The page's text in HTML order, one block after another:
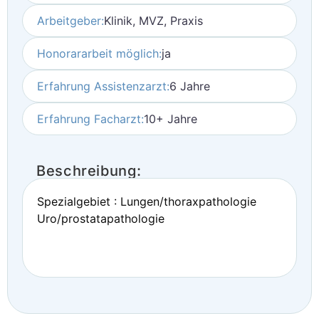
Arbeitgeber:Klinik, MVZ, Praxis
Honorararbeit möglich:ja
Erfahrung Assistenzarzt:6 Jahre
Erfahrung Facharzt:10+ Jahre
Beschreibung:
Spezialgebiet : Lungen/thoraxpathologie
Uro/prostatapathologie